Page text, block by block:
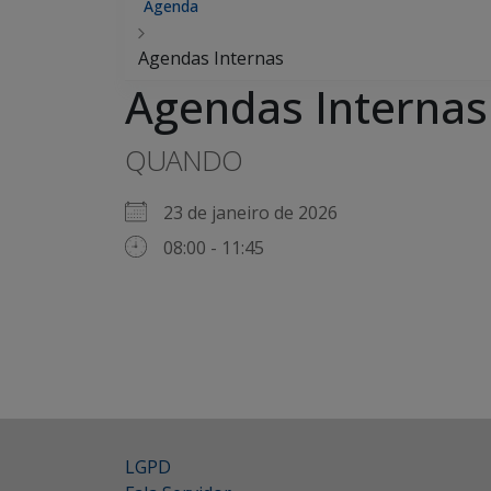
Agenda
Agendas Internas
Agendas Internas
QUANDO
23 de janeiro de 2026
08:00 - 11:45
LGPD